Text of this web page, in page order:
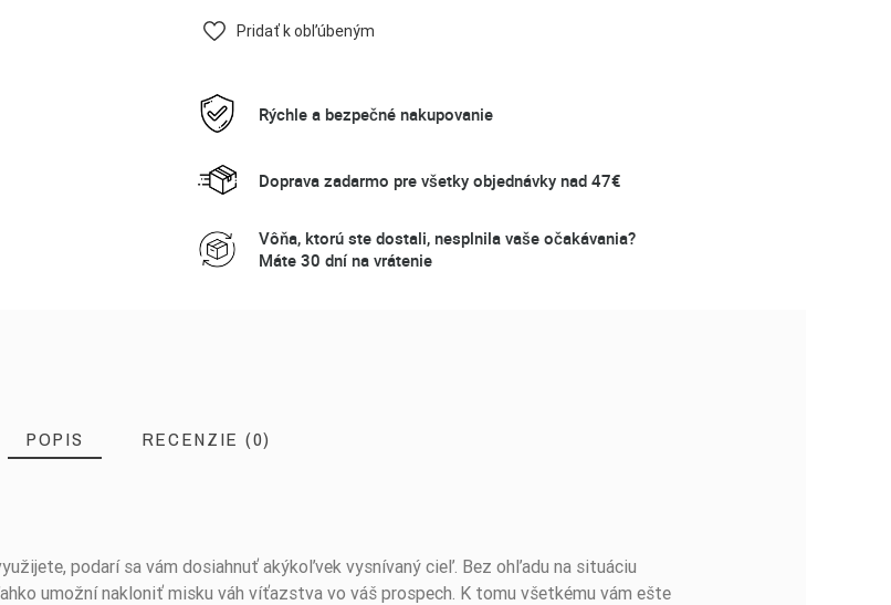
Pridať k obľúbeným
Rýchle a bezpečné nakupovanie
Doprava zadarmo pre všetky objednávky nad 47€
Vôňa, ktorú ste dostali, nesplnila vaše očakávania?
Máte 30 dní na vrátenie
POPIS RECENZIE (0)
podarí sa vám dosiahnuť akýkoľvek vysnívaný cieľ. Bez ohľadu na situáciu
umožní nakloniť misku váh víťazstva vo váš prospech. K tomu všetkému vám ešte